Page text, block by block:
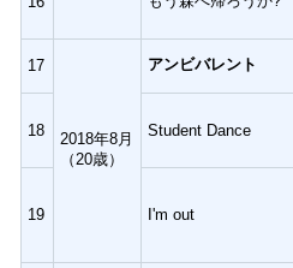
17
2018年8月
（20歳）
アンビバレント
18 Student Dance
19 I'm out